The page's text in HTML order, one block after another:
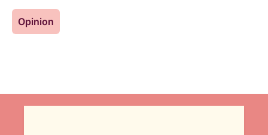
Opinion